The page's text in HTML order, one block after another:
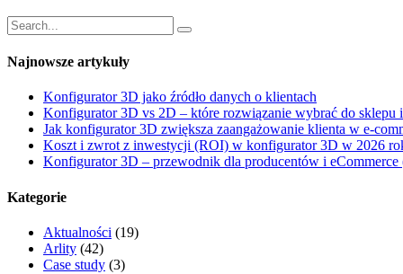
Najnowsze artykuły
Konfigurator 3D jako źródło danych o klientach
Konfigurator 3D vs 2D – które rozwiązanie wybrać do sklepu
Jak konfigurator 3D zwiększa zaangażowanie klienta w e-
Koszt i zwrot z inwestycji (ROI) w konfigurator 3D w 2026
Konfigurator 3D – przewodnik dla producentów i eCommerce
Kategorie
Aktualności (19)
Arlity (42)
Case study (3)